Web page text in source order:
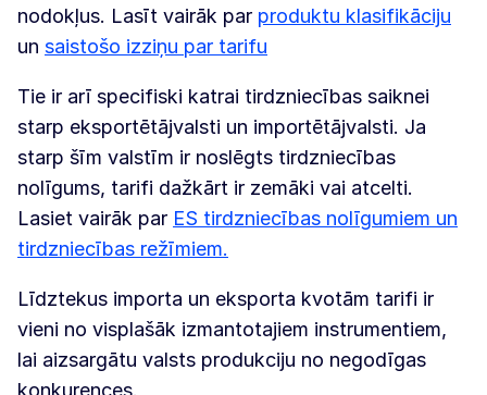
nodokļus. Lasīt vairāk par produktu klasifikāciju
un saistošo izziņu par tarifu
Tie ir arī specifiski katrai tirdzniecības saiknei
starp eksportētājvalsti un importētājvalsti. Ja
starp šīm valstīm ir noslēgts tirdzniecības
nolīgums, tarifi dažkārt ir zemāki vai atcelti.
Lasiet vairāk par ES tirdzniecības nolīgumiem un
tirdzniecības režīmiem.
Līdztekus importa un eksporta kvotām tarifi ir
vieni no visplašāk izmantotajiem instrumentiem,
lai aizsargātu valsts produkciju no negodīgas
konkurences.